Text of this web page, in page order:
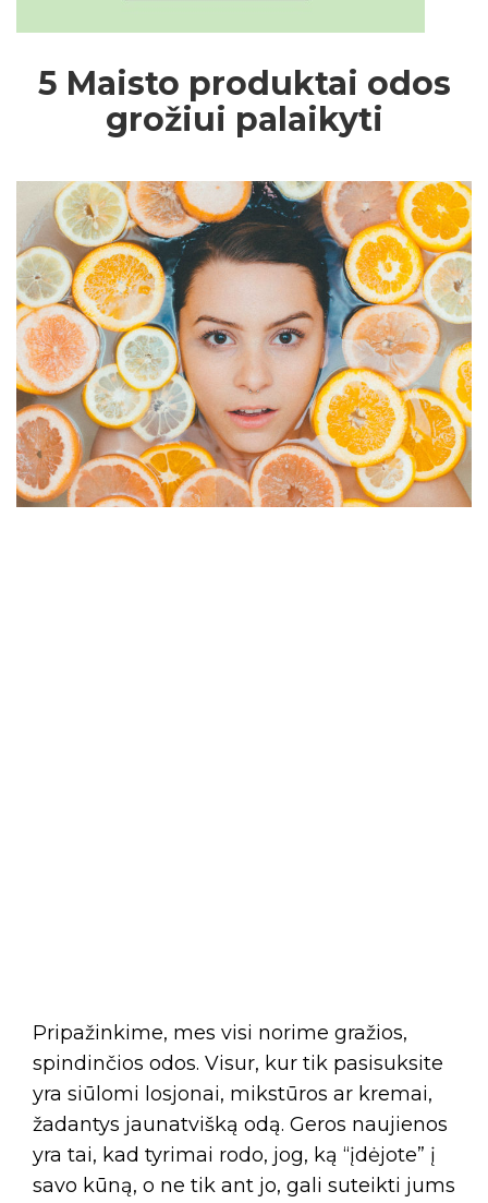
5 Maisto produktai odos
grožiui palaikyti
Pripažinkime, mes visi norime gražios,
spindinčios odos. Visur, kur tik pasisuksite
yra siūlomi losjonai, mikstūros ar kremai,
žadantys jaunatvišką odą. Geros naujienos
yra tai, kad tyrimai rodo, jog, ką “įdėjote” į
savo kūną, o ne tik ant jo, gali suteikti jums